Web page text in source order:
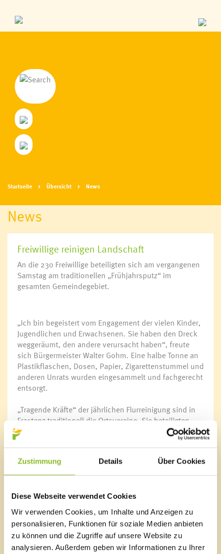
Zustimmung Details Über Cookies
Diese Webseite verwendet Cookies
Wir verwenden Cookies, um Inhalte und Anzeigen zu
personalisieren, Funktionen für soziale Medien anbieten
zu können und die Zugriffe auf unsere Website zu
analysieren. Außerdem geben wir Informationen zu Ihrer
Startseite Übersicht News
News
Freiwillige reinigen Landschaft
An die 230 Freiwillige beteiligten sich am vergangenen
Samstag am traditionellen „Frühjahrsputz“ im
gesamten Gemeindegebiet.
„Ich bin begeistert vom Engagement der vielen Kinder,
Jugendlichen und Erwachsenen. Sie haben den Dreck
weggeräumt, den andere verursacht haben“, freute
sich Bürgermeister Walter Gohm. Eine halbe Tonne an
Plastikflaschen, Dosen, Papier, Zigarettenstummel und
anderen Unrats wurden eingesammelt und fachgerecht
entsorgt.
„Tragende Kräfte“ der jährlichen Flurreinigung sind in
Frastanz traditionell die Ortsvereine. Sie beteiligten
sich tatkräftig am Frastanzer Frühjahrsputz mit einer
großen Zahl an Freiwilligen. Als Dank für die Mühen lud
zur Jause in die Freizeitanlage Untere Au. Dort sorgte
der Sportverein Frastanz für einen Imbiss und kühle
Bildergalerie